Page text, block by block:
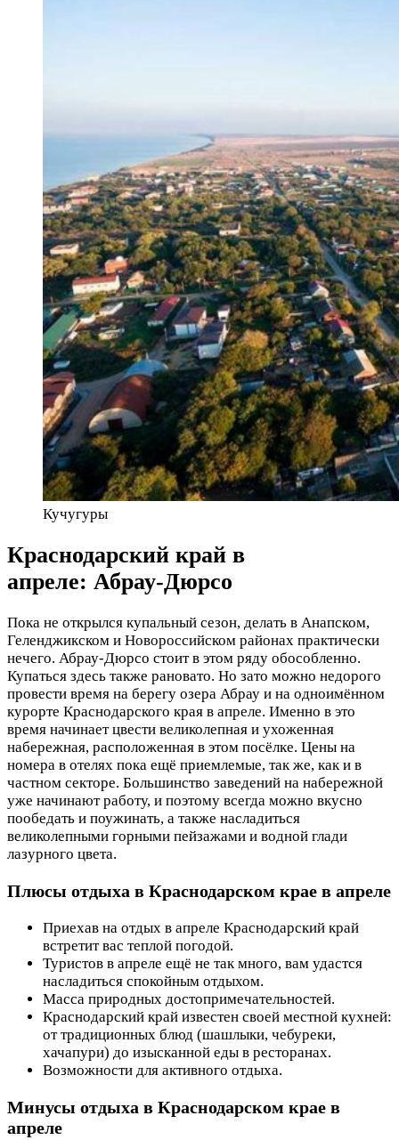
Кучугуры
Краснодарский край в
апреле: Абрау-Дюрсо
Пока не открылся купальный сезон, делать в Анапском,
Геленджикском и Новороссийском районах практически
нечего. Абрау-Дюрсо стоит в этом ряду обособленно.
Купаться здесь также рановато. Но зато можно недорого
провести время на берегу озера Абрау и на одноимённом
курорте Краснодарского края в апреле. Именно в это
время начинает цвести великолепная и ухоженная
набережная, расположенная в этом посёлке. Цены на
номера в отелях пока ещё приемлемые, так же, как и в
частном секторе. Большинство заведений на набережной
уже начинают работу, и поэтому всегда можно вкусно
пообедать и поужинать, а также насладиться
великолепными горными пейзажами и водной глади
лазурного цвета.
Плюсы отдыха в Краснодарском крае в апреле
Приехав на отдых в апреле Краснодарский край
встретит вас теплой погодой.
Туристов в апреле ещё не так много, вам удастся
насладиться спокойным отдыхом.
Масса природных достопримечательностей.
Краснодарский край известен своей местной кухней:
от традиционных блюд (шашлыки, чебуреки,
хачапури) до изысканной еды в ресторанах.
Возможности для активного отдыха.
Минусы отдыха в Краснодарском крае в
апреле